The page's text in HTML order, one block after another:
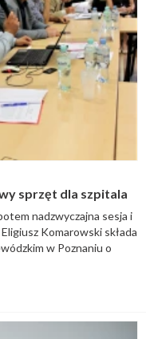
sprzęt dla szpitala
nadzwyczajna sesja i
Komarowski składa
w Poznaniu o